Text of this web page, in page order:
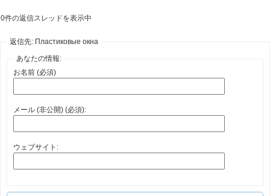
0件の返信スレッドを表示中
返信先: Пластиковые окна
あなたの情報:
お名前 (必須)
メール (非公開) (必須):
ウェブサイト: